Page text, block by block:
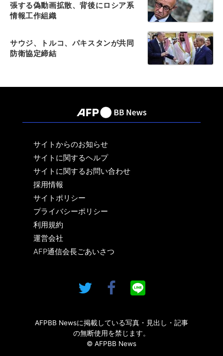
張する偽動画拡散、背後にロシア系
情報工作組織
サウジ、トルコ、パキスタンが共同
防衛協定締結
サイトからのお知らせ
サイトに関するヘルプ
サイトに関するお問い合わせ
採用情報
サイトポリシー
プライバシーポリシー
利用規約
運営会社
AFP通信会長ごあいさつ
AFPBB Newsに掲載している写真・見出し・記事
の無断使用を禁じます。
© AFPBB News